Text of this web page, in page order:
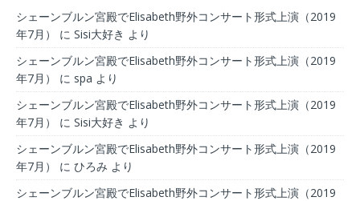
シェーンブルン宮殿でElisabeth野外コンサート形式上演（2019
年7月）
に Sisi大好き より
シェーンブルン宮殿でElisabeth野外コンサート形式上演（2019
年7月）
に spa より
シェーンブルン宮殿でElisabeth野外コンサート形式上演（2019
年7月）
に Sisi大好き より
シェーンブルン宮殿でElisabeth野外コンサート形式上演（2019
年7月）
に ひろみ より
シェーンブルン宮殿でElisabeth野外コンサート形式上演（2019